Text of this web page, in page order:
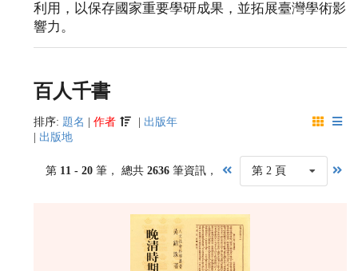
利用，以保存國家重要學研成果，並拓展臺灣學術影
響力。
百人千書
排序: 題名 作者
出版年
出版地
第 11 - 20 筆， 總共 2636筆資訊， 第 2 頁